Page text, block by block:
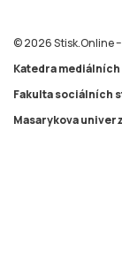
© 2026 Stisk.Online
Katedra
Fakulta sociálních
Masarykova